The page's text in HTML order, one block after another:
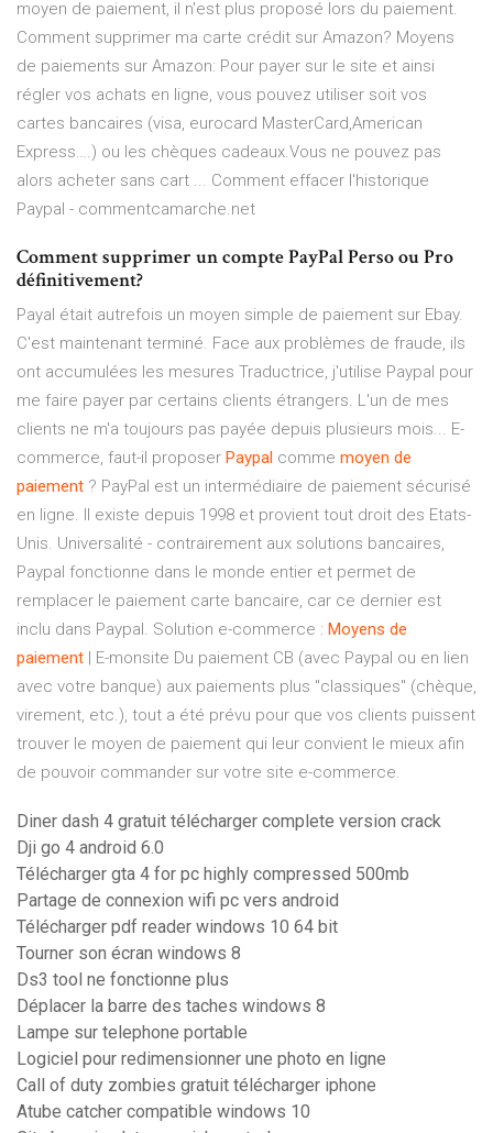
moyen de paiement, il n'est plus proposé lors du paiement.
Comment supprimer ma carte crédit sur Amazon? Moyens
de paiements sur Amazon: Pour payer sur le site et ainsi
régler vos achats en ligne, vous pouvez utiliser soit vos
cartes bancaires (visa, eurocard MasterCard,American
Express….) ou les chèques cadeaux.Vous ne pouvez pas
alors acheter sans cart ... Comment effacer l'historique
Paypal - commentcamarche.net
Comment supprimer un compte PayPal Perso ou Pro
définitivement?
Payal était autrefois un moyen simple de paiement sur Ebay.
C'est maintenant terminé. Face aux problèmes de fraude, ils
ont accumulées les mesures Traductrice, j'utilise Paypal pour
me faire payer par certains clients étrangers. L'un de mes
clients ne m'a toujours pas payée depuis plusieurs mois... E-
commerce, faut-il proposer Paypal comme moyen de
paiement ? PayPal est un intermédiaire de paiement sécurisé
en ligne. Il existe depuis 1998 et provient tout droit des Etats-
Unis. Universalité - contrairement aux solutions bancaires,
Paypal fonctionne dans le monde entier et permet de
remplacer le paiement carte bancaire, car ce dernier est
inclu dans Paypal. Solution e-commerce : Moyens de
paiement | E-monsite Du paiement CB (avec Paypal ou en lien
avec votre banque) aux paiements plus "classiques" (chèque,
virement, etc.), tout a été prévu pour que vos clients puissent
trouver le moyen de paiement qui leur convient le mieux afin
de pouvoir commander sur votre site e-commerce.
Diner dash 4 gratuit télécharger complete version crack
Dji go 4 android 6.0
Télécharger gta 4 for pc highly compressed 500mb
Partage de connexion wifi pc vers android
Télécharger pdf reader windows 10 64 bit
Tourner son écran windows 8
Ds3 tool ne fonctionne plus
Déplacer la barre des taches windows 8
Lampe sur telephone portable
Logiciel pour redimensionner une photo en ligne
Call of duty zombies gratuit télécharger iphone
Atube catcher compatible windows 10